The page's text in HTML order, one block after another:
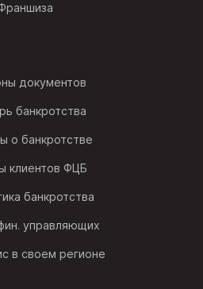
документов
банкротства
о банкротстве
клиентов ФЦБ
банкротства
управляющих
в своем регионе